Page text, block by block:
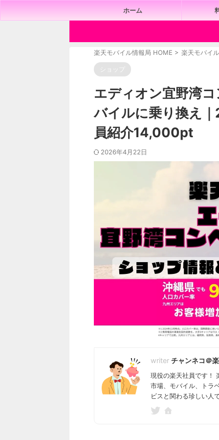
ホーム
楽天モバイル情報局 HOME > 楽天モバイル
ショップ
エディオン宜野湾
バイルに乗り換え
員紹介14,000pt
2026年4月22日
チャンネコ＠
現役の楽天社員です！
市場、モバイル、トラ
ビスと関わる珍しい人